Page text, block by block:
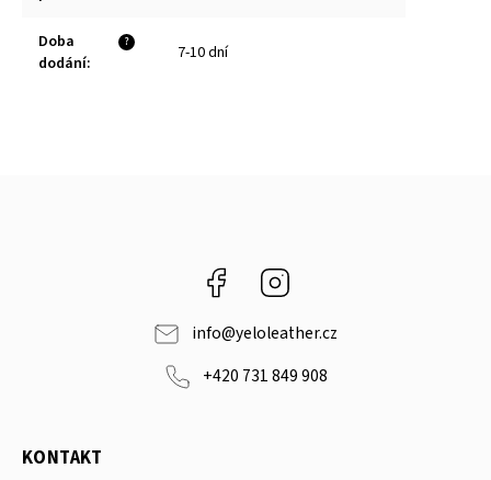
?
Doba
dodání: 7-10 dní
Facebook
info@yeloleather.cz
+420 731 849 908
KONTAKT